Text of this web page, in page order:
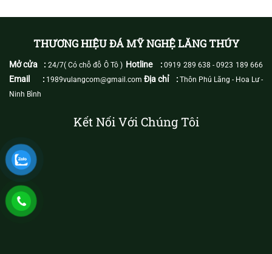
THƯƠNG HIỆU ĐÁ MỸ NGHỆ LĂNG THÚY
Mở cửa : 24/7( Có chỗ đỗ Ô Tô ) Hotline : 0919 289 638 -0923 189 666
Email : 1989vulangcom@gmail.com Địa chỉ : Thôn Phú Lăng - Hoa Lư -
Ninh Bình
Kết Nối Với Chúng Tôi